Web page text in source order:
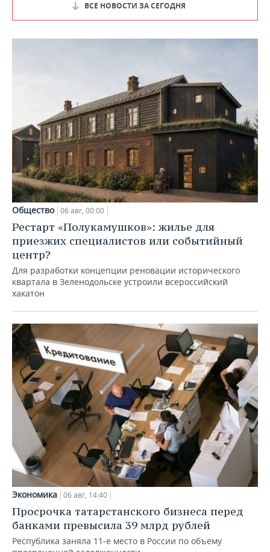
ВСЕ НОВОСТИ ЗА СЕГОДНЯ
Общество 06 авг, 00:00
Рестарт «Полукамушков»: жилье для
приезжих специалистов или событийный
центр?
Для разработки концепции реновации исторического
квартала в Зеленодольске устроили всероссийский
хакатон
Экономика 06 авг, 14:40
Просрочка татарстанского бизнеса перед
банками превысила 39 млрд рублей
Республика заняла 11-е место в России по объему